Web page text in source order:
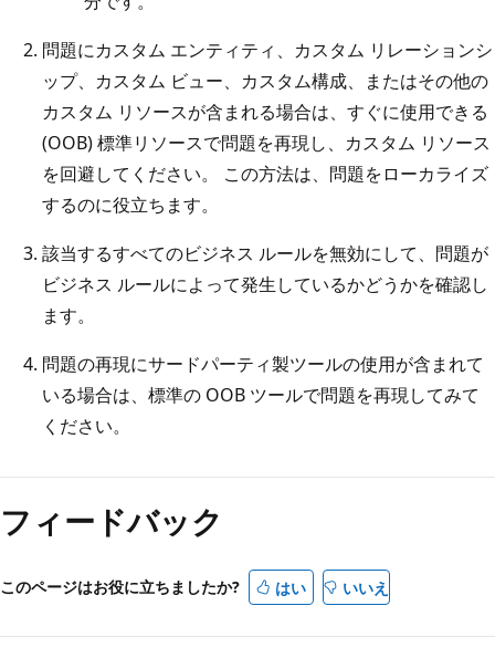
問題にカスタム エンティティ、カスタム リレーションシ
ップ、カスタム ビュー、カスタム構成、またはその他の
カスタム リソースが含まれる場合は、すぐに使用できる
(OOB) 標準リソースで問題を再現し、カスタム リソース
を回避してください。 この方法は、問題をローカライズ
するのに役立ちます。
該当するすべてのビジネス ルールを無効にして、問題が
ビジネス ルールによって発生しているかどうかを確認し
ます。
問題の再現にサードパーティ製ツールの使用が含まれて
いる場合は、標準の OOB ツールで問題を再現してみて
ください。
フィードバック
このページはお役に立ちましたか? はい いいえ